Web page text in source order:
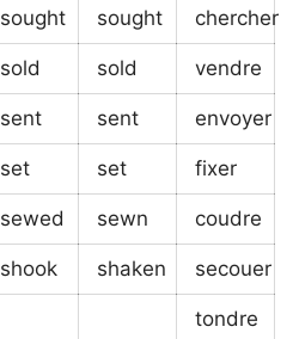
sought sought chercher
sold sold vendre
sent sent envoyer
set set fixer
sewed sewn coudre
shook shaken secouer
tondre